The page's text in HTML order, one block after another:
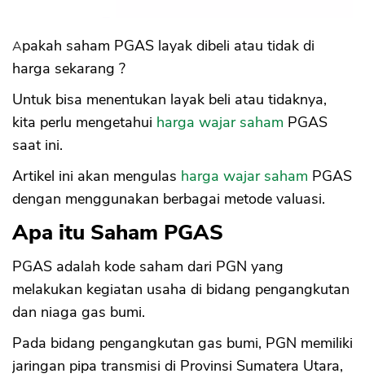
Apakah saham PGAS layak dibeli atau tidak di
harga sekarang ?
Untuk bisa menentukan layak beli atau tidaknya,
kita perlu mengetahui harga wajar saham PGAS
saat ini.
Artikel ini akan mengulas harga wajar saham PGAS
dengan menggunakan berbagai metode valuasi.
Apa itu Saham PGAS
PGAS adalah kode saham dari PGN yang
melakukan kegiatan usaha di bidang pengangkutan
dan niaga gas bumi.
Pada bidang pengangkutan gas bumi, PGN memiliki
jaringan pipa transmisi di Provinsi Sumatera Utara,